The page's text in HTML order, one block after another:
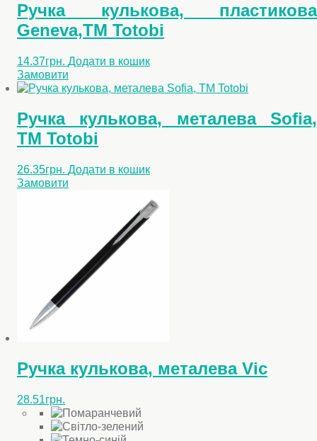
Ручка кулькова, пластикова
Geneva,TM Totobi
14.37грн. Додати в кошик
Замовити
Ручка кулькова, металева Sofia,
ТМ Totobi
26.35грн. Додати в кошик
Замовити
Ручка кулькова, металева Vic
28.51грн.